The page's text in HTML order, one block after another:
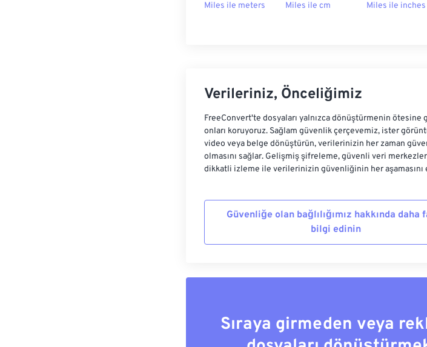
Miles ile meters Miles ile cm Miles ile inches
Verileriniz, Önceliğimiz
FreeConvert'te dosyaları yalnızca dönüştürmenin ötesine
onları koruyoruz. Sağlam güvenlik çerçevemiz, ister
video veya belge dönüştürün, verilerinizin her zaman
olmasını sağlar. Gelişmiş şifreleme, güvenli veri
dikkatli izleme ile verilerinizin güvenliğinin her aşamasını
Güvenliğe olan bağlılığımız hakkında daha
bilgi edinin
Sıraya girmeden veya